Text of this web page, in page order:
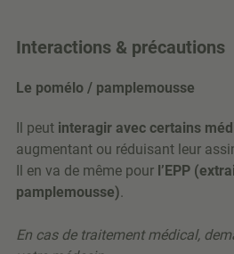
Interactions & précautions
Le pomélo / pamplemousse
Il peut interagir avec certains
augmentant ou réduisant leur
Il en va de même pour l’EPP
pamplemousse).
En cas de traitement médical,